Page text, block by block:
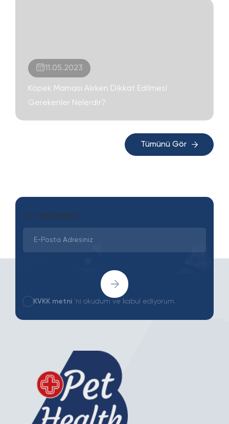
11.05.2023
Köpek Maması Alırken Dikkat Edilmesi
Gerekenler Nelerdir?
Tümünü Gör
Son Yazılarımız
KVKK metni 'ni okudum ve kabul ediyorum.